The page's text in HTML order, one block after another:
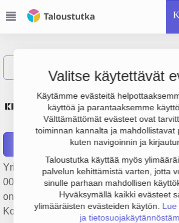
Valitse käytettävät
Käytämme evästeitä
käyttöä ja parantaaksemme
Välttämättömät evästeet ovat
toiminnan kannalta ja mahdollistavat
kuten navigoinnin ja
Taloustutka käyttää myös
palvelun kehittämistä varten, jotta
sinulle parhaan mahdollisen
Hyväksymällä kaikki evästeet
ylimääräisten evästeiden käytön. Lue
ja
Kymen
Oy
Yrityksen Kymen Rakennesuunnittelu
000 €, tulos -98 000 € ja
on Rakennetekninen palvelu,
Kouvola. Yrityksen yhtiömuoto